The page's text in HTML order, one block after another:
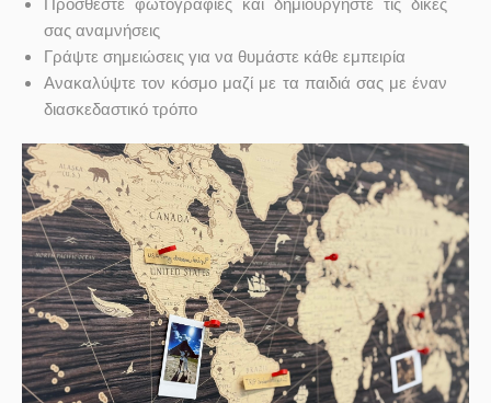
σας αναμνήσεις
Γράψτε σημειώσεις για να θυμάστε κάθε εμπειρία
Ανακαλύψτε τον κόσμο μαζί με τα παιδιά σας με έναν
διασκεδαστικό τρόπο